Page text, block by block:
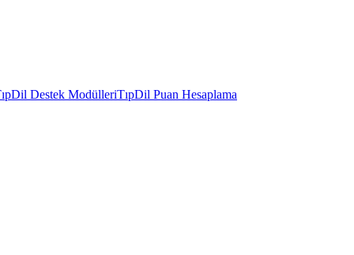
Destek ModülleriTıpDil Puan Hesaplama